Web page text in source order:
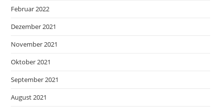
Februar 2022
Dezember 2021
November 2021
Oktober 2021
September 2021
August 2021